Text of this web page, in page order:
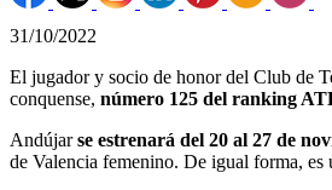
31/10/2022
El jugador y socio de honor del Club de
conquense, número 125 del ranking
Andújarse estrenará del 20 al 27 de
de Valencia femenino. De igual forma,